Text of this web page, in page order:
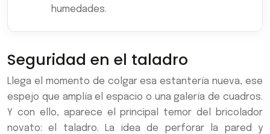
humedades.
Seguridad en el taladro
Llega el momento de colgar esa estantería nueva, ese
espejo que amplía el espacio o una galería de cuadros.
Y con ello, aparece el principal temor del bricolador
novato: el taladro. La idea de perforar la pared y